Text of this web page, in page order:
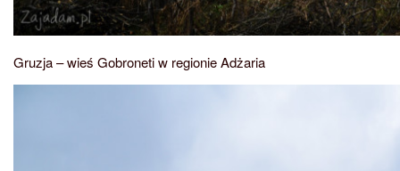
Gruzja – wieś Gobroneti w regionie Adżaria